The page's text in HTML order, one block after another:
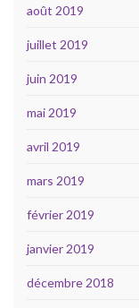
août 2019
juillet 2019
juin 2019
mai 2019
avril 2019
mars 2019
février 2019
janvier 2019
décembre 2018